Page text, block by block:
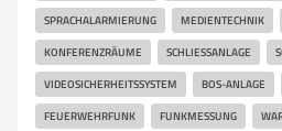
SPRACHALARMIERUNG MEDIENTECHNIK
KONFERENZRÄUME SCHLIESSANLAGE
VIDEOSICHERHEITSSYSTEM BOS-ANLAGE
FEUERWEHRFUNK FUNKMESSUNG